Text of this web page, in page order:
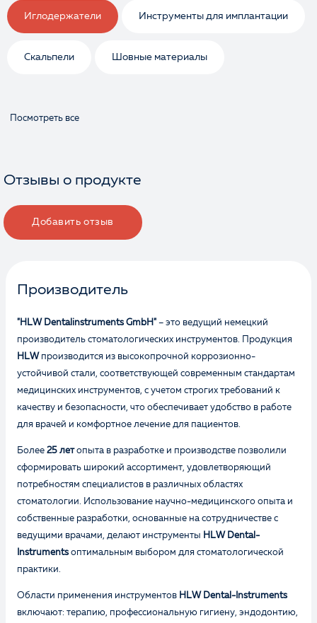
Иглодержатели Инструменты для имплантации
Скальпели Шовные материалы
Посмотреть все
Отзывы о продукте
Добавить отзыв
Производитель
"HLW Dentalinstruments GmbH" – это ведущий немецкий
производитель стоматологических инструментов. Продукция
HLW производится из высокопрочной коррозионно-
устойчивой стали, соответствующей современным стандартам
медицинских инструментов, с учетом строгих требований к
качеству и безопасности, что обеспечивает удобство в работе
для врачей и комфортное лечение для пациентов.
Более 25 летопыта в разработке и производстве позволили
сформировать широкий ассортимент, удовлетворяющий
потребностям специалистов в различных областях
стоматологии. Использование научно-медицинского опыта и
собственные разработки, основанные на сотрудничестве с
ведущими врачами, делают инструменты HLW Dental-
Instruments оптимальным выбором для стоматологической
практики.
Области применения инструментов HLW Dental-Instruments
включают: терапию, профессиональную гигиену, эндодонтию,